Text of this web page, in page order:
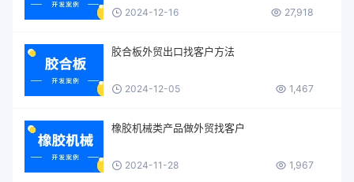
2024-12-16 27,918
胶合板外贸出口找客户方法
2024-12-05 1,467
橡胶机械类产品做外贸找客户
2024-11-28 1,967